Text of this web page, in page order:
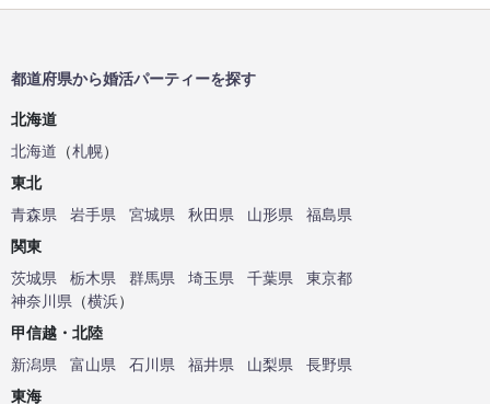
都道府県から婚活パーティーを探す
北海道
北海道 （札幌）
東北
青森県
岩手県 宮城県 秋田県 山形県
福島県
関東
茨城県
栃木県 群馬県 埼玉県 千葉県
東京都
神奈川県 （横浜）
甲信越・北陸
新潟県
富山県 石川県 福井県 山梨県
長野県
東海